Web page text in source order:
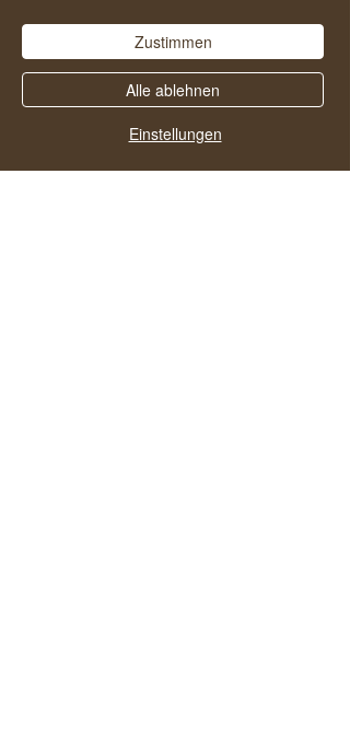
Einstellungen
Alle ablehnen
Zustimmen